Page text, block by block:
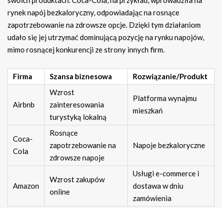
rynek napój bezkaloryczny, odpowiadając na rosnące
zapotrzebowanie na zdrowsze opcje. Dzięki tym działaniom
udało się jej utrzymać dominującą pozycję na rynku napojów,
mimo rosnącej konkurencji ze strony innych firm.
Firma Szansa biznesowa Rozwiązanie/Produkt
Airbnb
Wzrost
zainteresowania
turystyką lokalną
Platforma wynajmu
mieszkań
Coca-
Cola
Rosnące
zapotrzebowanie na
zdrowsze napoje
Napoje bezkaloryczne
Amazon
Wzrost zakupów
online
Usługi e-commerce i
dostawa w dniu
zamówienia